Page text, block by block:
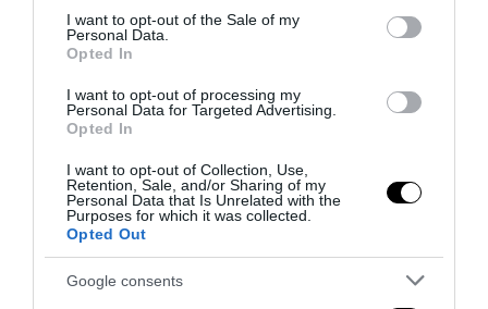
consent section.
I want to opt-out of the Sale of my
Personal Data.
Opted In
I want to opt-out of processing my
Personal Data for Targeted Advertising.
Opted In
I want to opt-out of Collection, Use,
Retention, Sale, and/or Sharing of my
Personal Data that Is Unrelated with the
Purposes for which it was collected.
Opted Out
Google consents
L’epopea criminale dei gemelli Kray